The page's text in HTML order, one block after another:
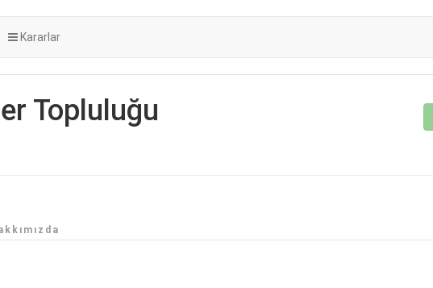
Kararlar
Topluluğu